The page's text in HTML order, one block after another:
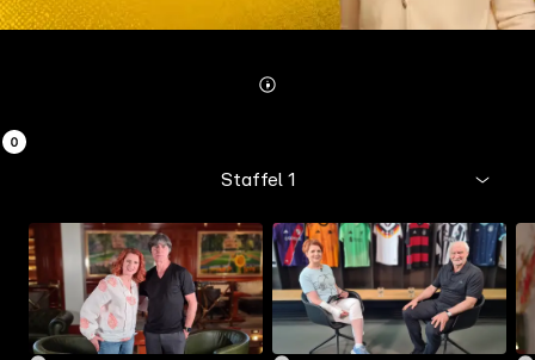
Chancen auf einen großen Fußball-Sommer.
Mehr
Staffel 1